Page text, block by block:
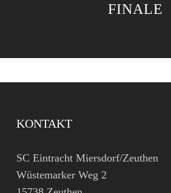
INALE
KONTAKT
SC Eintracht Miersdorf/Zeuthen
Wüstemarker Weg 2